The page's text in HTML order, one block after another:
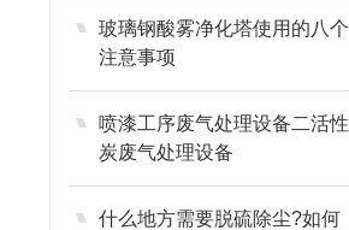
玻璃钢酸雾净化塔使用的八个
注意事项
喷漆工序废气处理设备二活性
炭废气处理设备
什么地方需要脱硫除尘?如何